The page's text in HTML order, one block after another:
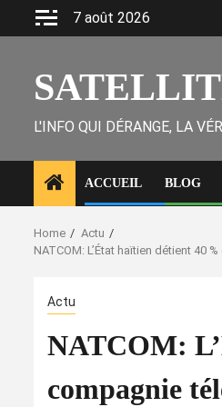
7 août 2026
L'INFO QUI DÉRANGE, LA
ACCUEIL BLOG
Home
Actu
NATCOM: L’État haïtien détient
Actu
NATCOM:
compagnie